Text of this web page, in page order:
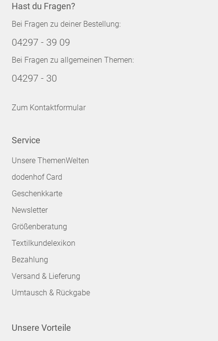
Hast du Fragen?
Bei Fragen zu deiner Bestellung:
04297 - 39 09
Bei Fragen zu allgemeinen Themen:
04297 - 30
Zum Kontaktformular
Service
Unsere ThemenWelten
dodenhof Card
Geschenkkarte
Newsletter
Größenberatung
Textilkundelexikon
Bezahlung
Versand & Lieferung
Umtausch & Rückgabe
Unsere Vorteile